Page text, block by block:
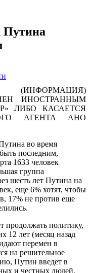
Путина
ИНОСТРАННЫМ
ЛИБО КАСАЕТСЯ
АГЕНТА АНО
во время
последним,
1633 человек
группа
шесть лет Путина на
еще 6% хотят, чтобы
17% не против еще
продолжать политику,
12 лет (месяц назад
перемен в
на решительное
Путин введет в
и честных людей.